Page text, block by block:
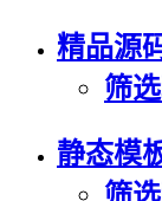
精品源
筛
静态模